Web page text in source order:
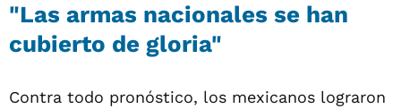
"Las armas nacionales se han
cubierto de gloria"
Contra todo pronóstico, los mexicanos lograron